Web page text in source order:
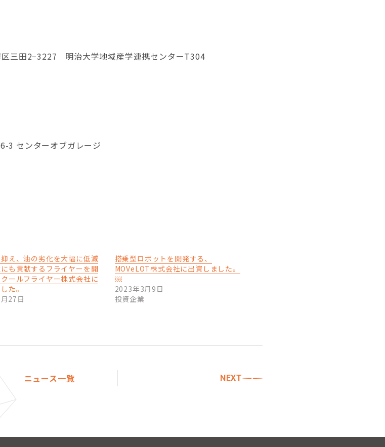
田2−3227 明治大学地域産学連携センターT304
センターオブガレージ
え、油の劣化を大幅に低減
も貢献するフライヤーを開
ールフライヤー株式会社に
た。
27日
搭乗型ロボットを開発する、
MOVeLOT株式会社に出資しました。
￼
2023年3月9日
投資企業
NEXT
ニュース一覧